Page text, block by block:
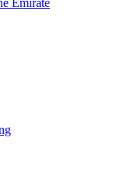
Emirate